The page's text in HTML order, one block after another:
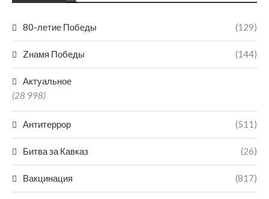
80-летие Победы (129)
Zнамя Победы (144)
Актуальное
(28 998)
Антитеррор (511)
Битва за Кавказ (26)
Вакцинация (817)